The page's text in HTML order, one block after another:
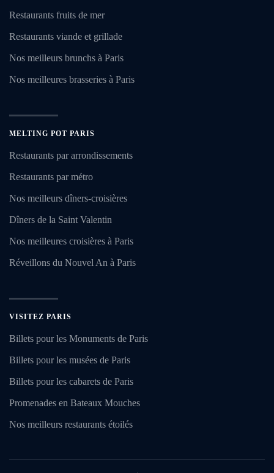
Restaurants fruits de mer
Restaurants viande et grillade
Nos meilleurs brunchs à Paris
Nos meilleures brasseries à Paris
MELTING POT PARIS
Restaurants par arrondissements
Restaurants par métro
Nos meilleurs dîners-croisières
Dîners de la Saint Valentin
Nos meilleures croisières à Paris
Réveillons du Nouvel An à Paris
VISITEZ PARIS
Billets pour les Monuments de Paris
Billets pour les musées de Paris
Billets pour les cabarets de Paris
Promenades en Bateaux Mouches
Nos meilleurs restaurants étoilés